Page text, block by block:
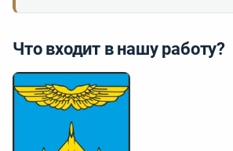
Что входит в нашу работу?